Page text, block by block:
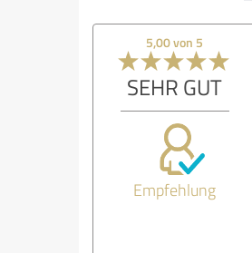
5,00 von 5
SEHR GUT
Empfehlung